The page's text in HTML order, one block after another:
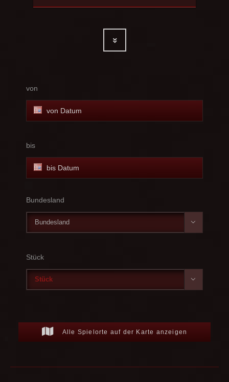
von
bis
Bundesland

Stück

Alle Spielorte auf der Karte anzeigen